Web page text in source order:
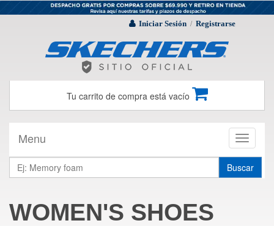
Iniciar Sesión / Registrarse
Tu carrito de compra está vacío
Toggle
Menu
Buscar
WOMEN'S SHOES